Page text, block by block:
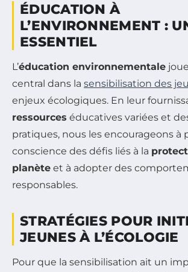
ÉDUCATION À
L’ENVIRONNEMENT :
ESSENTIEL
L’éducation environnementale
central dans la sensibilisation des
enjeux écologiques. En leur
ressources éducatives variées et
pratiques, nous les encourageons à
conscience des défis liés à la
planète et à adopter des
responsables.
STRATÉGIES POUR
JEUNES À L’ÉCOLOGIE
Pour que la sensibilisation ait un